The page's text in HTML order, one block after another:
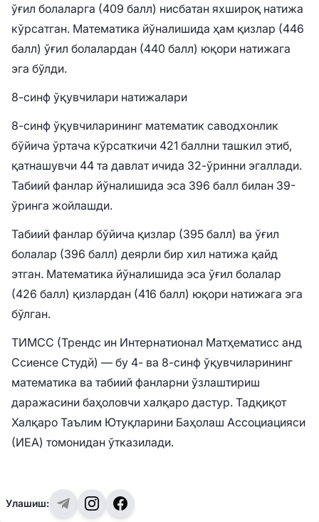
ўғил болаларга (409 балл) нисбатан яхшироқ натижа
кўрсатган. Математика йўналишида ҳам қизлар (446
балл) ўғил болалардан (440 балл) юқори натижага
эга бўлди.
8-синф ўқувчилари натижалари
8-синф ўқувчиларининг математик саводхонлик
бўйича ўртача кўрсаткичи 421 баллни ташкил этиб,
қатнашувчи 44 та давлат ичида 32-ўринни эгаллади.
Табиий фанлар йўналишида эса 396 балл билан 39-
ўринга жойлашди.
Табиий фанлар бўйича қизлар (395 балл) ва ўғил
болалар (396 балл) деярли бир хил натижа қайд
этган. Математика йўналишида эса ўғил болалар
(426 балл) қизлардан (416 балл) юқори натижага эга
бўлган.
ТИМСС (Трендс ин Интернатионал Матҳематиcс анд
Сcиенcе Студй) — бу 4- ва 8-синф ўқувчиларининг
математика ва табиий фанларни ўзлаштириш
даражасини баҳоловчи халқаро дастур. Тадқиқот
Халқаро Таълим Ютуқларини Баҳолаш Ассоциацияси
(ИEА) томонидан ўтказилади.
Улашиш: